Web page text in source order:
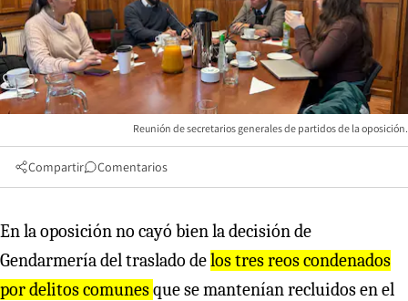
Reunión de secretarios generales de partidos de la oposición.
Compartir Comentarios
En la oposición no cayó bien la decisión de
Gendarmería del traslado delos tres reos condenados
por delitos comunesque se mantenían recluidos en el